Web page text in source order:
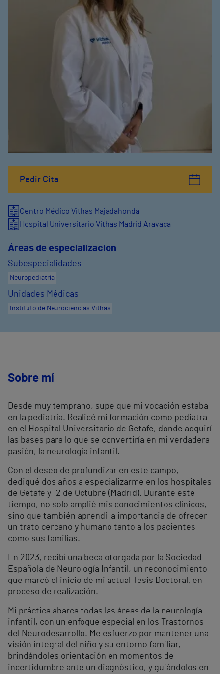
Pedir Cita
Centro Médico Vithas Majadahonda
Hospital Universitario Vithas Madrid Aravaca
Áreas de especialización
Subespecialidades
Neuropediatría
Unidades Médicas
Instituto de Neurociencias Vithas
Sobre mí
Desde muy temprano, supe que mi vocación estaba
en la pediatría. Realicé mi formación como pediatra
en el Hospital Universitario de Getafe, donde adquirí
las bases para lo que se convertiría en mi verdadera
pasión, la neurología infantil.
Con el deseo de profundizar en este campo,
dediqué dos años a especializarme en los hospitales
de Getafe y 12 de Octubre (Madrid). Durante este
tiempo, no solo amplié mis conocimientos clínicos,
sino que también aprendí la importancia de ofrecer
un trato cercano y humano tanto a los pacientes
como sus familias.
En 2023, recibí una beca otorgada por la Sociedad
Española de Neurología Infantil, un reconocimiento
que marcó el inicio de mi actual Tesis Doctoral, en
proceso de realización.
Mi práctica abarca todas las áreas de la neurología
infantil, con un enfoque especial en los Trastornos
del Neurodesarrollo. Me esfuerzo por mantener una
visión integral del niño y su entorno familiar,
brindándoles orientación en momentos de
incertidumbre ante un diagnóstico, y guiándolos en